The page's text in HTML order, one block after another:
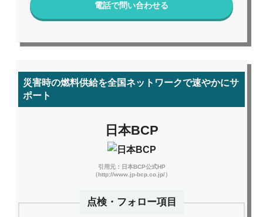
電話で問い合わせる
災害時の燃料供給を全国ネットワークで速やかにサ
ポート
日本BCP
引用元：日本BCP公式HP
（http://www.jp-bcp.co.jp/）
点検・フォロー項目